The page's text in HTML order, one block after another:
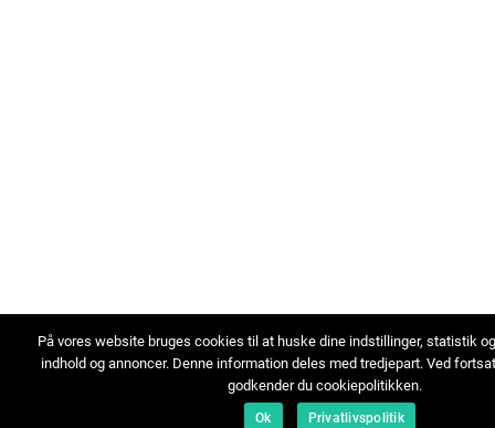
På vores website bruges cookies til at huske dine indstillinger, statistik
indhold og annoncer. Denne information deles med tredjepart. Ved
godkender du cookiepolitikken.
Ok Privatlivspolitik